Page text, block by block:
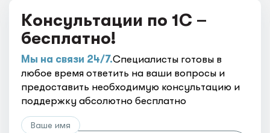
Консультации по 1С –
бесплатно!
Мы на связи 24/7.Специалисты готовы в
любое время ответить на ваши вопросы и
предоставить необходимую консультацию и
поддержку абсолютно бесплатно
Ваше имя